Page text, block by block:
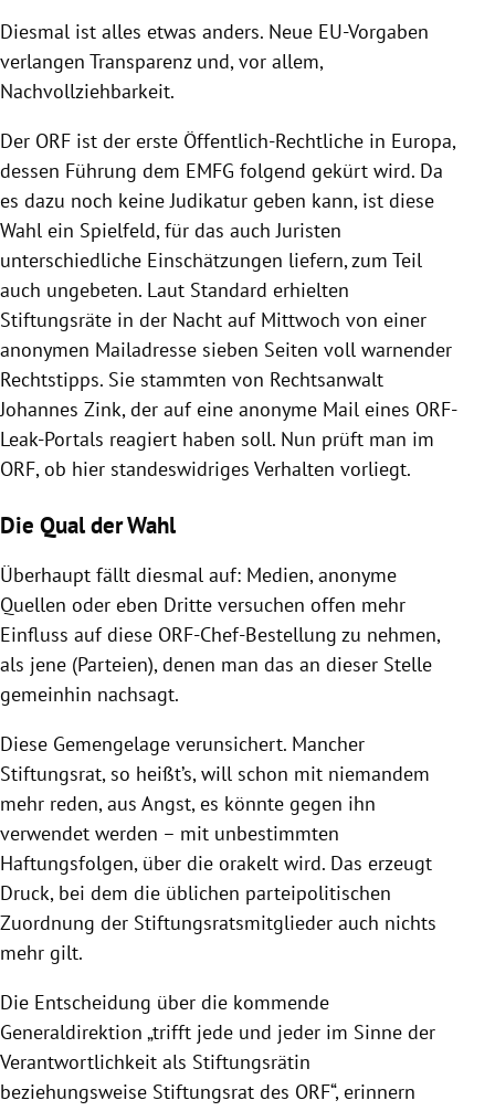
Diesmal ist alles etwas anders. Neue EU-Vorgaben
verlangen Transparenz und, vor allem,
Nachvollziehbarkeit.
Der ORF ist der erste Öffentlich-Rechtliche in Europa,
dessen Führung dem EMFG folgend gekürt wird. Da
es dazu noch keine Judikatur geben kann, ist diese
Wahl ein Spielfeld, für das auch Juristen
unterschiedliche Einschätzungen liefern, zum Teil
auch ungebeten. Laut Standard erhielten
Stiftungsräte in der Nacht auf Mittwoch von einer
anonymen Mailadresse sieben Seiten voll warnender
Rechtstipps. Sie stammten von Rechtsanwalt
Johannes Zink, der auf eine anonyme Mail eines ORF-
Leak-Portals reagiert haben soll. Nun prüft man im
ORF, ob hier standeswidriges Verhalten vorliegt.
Die Qual der Wahl
Überhaupt fällt diesmal auf: Medien, anonyme
Quellen oder eben Dritte versuchen offen mehr
Einfluss auf diese ORF-Chef-Bestellung zu nehmen,
als jene (Parteien), denen man das an dieser Stelle
gemeinhin nachsagt.
Diese Gemengelage verunsichert. Mancher
Stiftungsrat, so heißt’s, will schon mit niemandem
mehr reden, aus Angst, es könnte gegen ihn
verwendet werden – mit unbestimmten
Haftungsfolgen, über die orakelt wird. Das erzeugt
Druck, bei dem die üblichen parteipolitischen
Zuordnung der Stiftungsratsmitglieder auch nichts
mehr gilt.
Die Entscheidung über die kommende
Generaldirektion „trifft jede und jeder im Sinne der
Verantwortlichkeit als Stiftungsrätin
beziehungsweise Stiftungsrat des ORF“, erinnern